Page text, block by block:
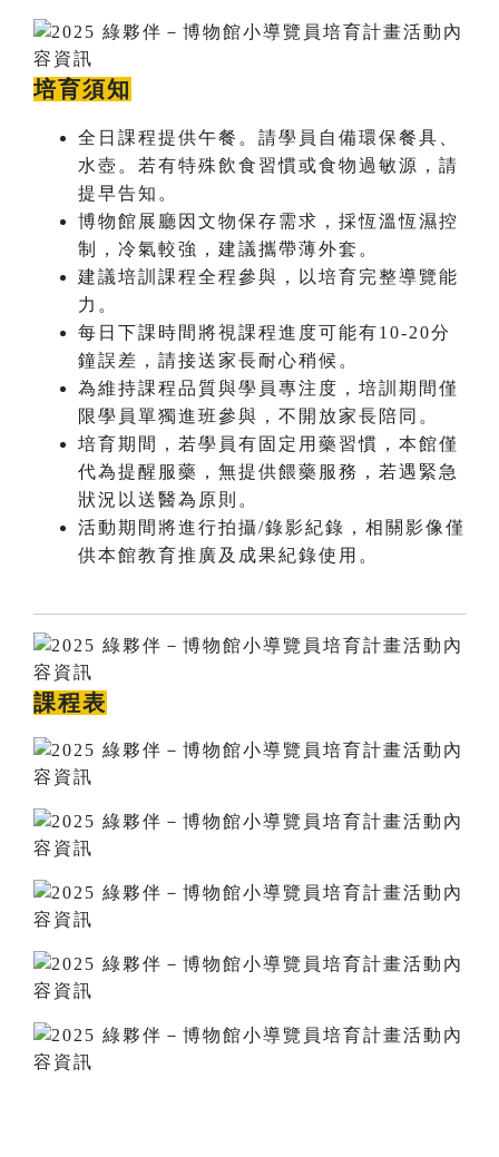
培育須知
全日課程提供午餐。請學員自備環保餐具、
水壺。若有特殊飲食習慣或食物過敏源，請
提早告知。
博物館展廳因文物保存需求，採恆溫恆濕控
制，冷氣較強，建議攜帶薄外套。
建議培訓課程全程參與，以培育完整導覽能
力。
每日下課時間將視課程進度可能有10-20分
鐘誤差，請接送家長耐心稍候。
為維持課程品質與學員專注度，培訓期間僅
限學員單獨進班參與，不開放家長陪同。
培育期間，若學員有固定用藥習慣，本館僅
代為提醒服藥，無提供餵藥服務，若遇緊急
狀況以送醫為原則。
活動期間將進行拍攝/錄影紀錄，相關影像僅
供本館教育推廣及成果紀錄使用。
課程表